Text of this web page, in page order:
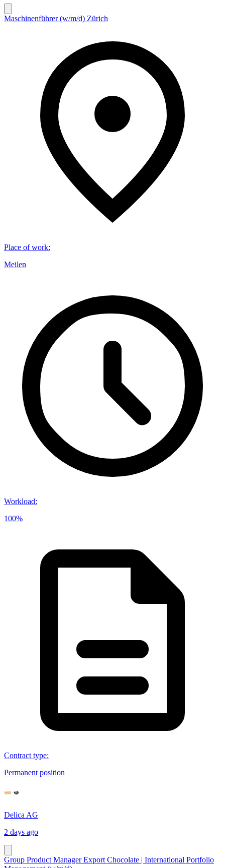
Maschinenführer (w/m/d) Zürich
Place of work:
Meilen
Workload:
100%
Contract type:
Permanent position
Delica AG
2 days ago
Group Product Manager Export Chocolate | International Portfolio